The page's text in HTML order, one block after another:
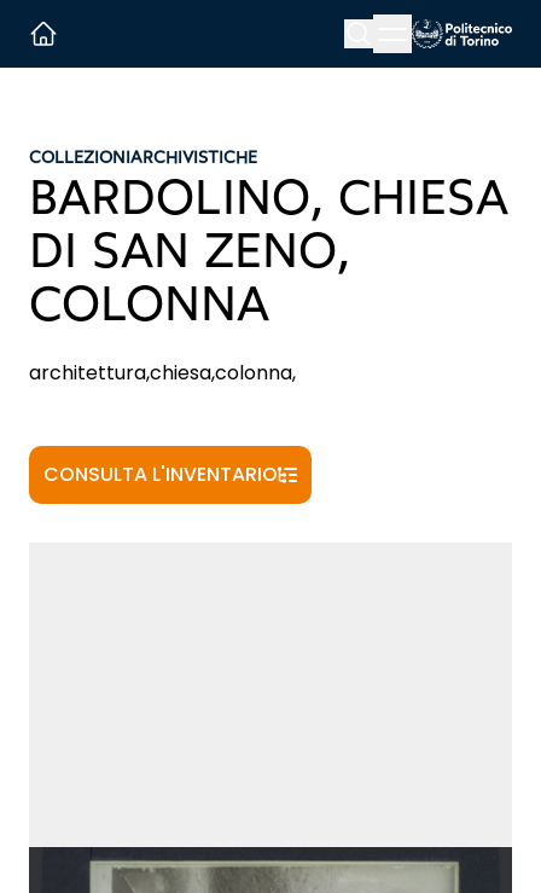
Menu button
COLLEZIONIARCHIVISTICHE
BARDOLINO, CHIESA
DI SAN ZENO,
COLONNA
architettura,chiesa,colonna,
CONSULTA L'INVENTARIO